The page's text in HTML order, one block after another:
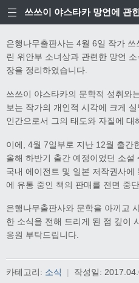
은행나무출판사는 4월 6일 작가
린 위안부 소녀상과 관련한 망언
장을 정리하였습니다.
쓰쓰이 야스타카의 문학적 성취와
보는 작가의 개인적 시각에 크게
인간으로서 그의 태도와 자질에 대
이에, 4월 7일부로 지난 12월 출간
올해 하반기 출간 예정이었던 소설
국내 에이전트 및 일본 저작권사
에 유통 중인 책의 판매를 전면 중
은행나무출판사와 문학을 아끼고
한 소식을 전해 드리게 된 점 깊이
응원 부탁드립니다.
카테고리: 소식 | 작성일: